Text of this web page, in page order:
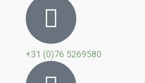
+31 (0)76 5269580